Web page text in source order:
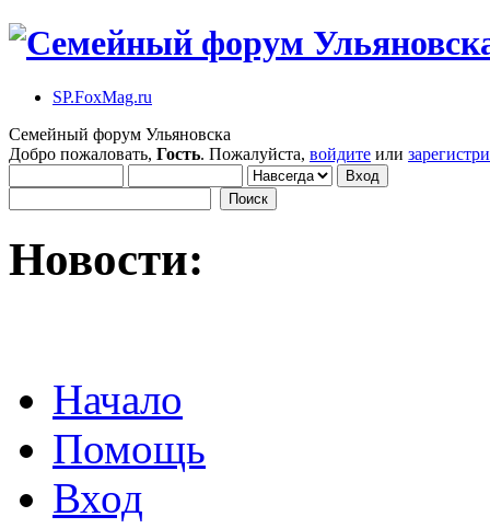
SP.FoxMag.ru
Семейный форум Ульяновска
Добро пожаловать, Гость. Пожалуйста, войдите или
Новости:
Начало
Помощь
Вход